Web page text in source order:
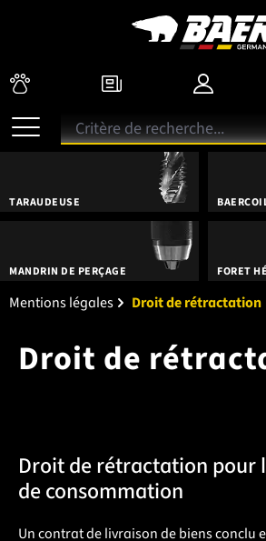
TARAUDEUSE
MANDRIN DE PERÇAGE FORET
Mentions légales Droit de rétractation
Droit de
Droit de rétractation pour
de consommation
Un contrat de livraison de biens conclu